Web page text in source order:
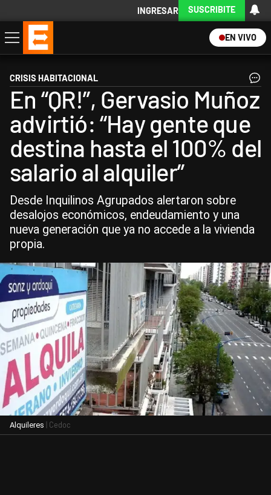
INGRESAR SUSCRIBITE
EN VIVO
Economía
Política
Internacional
Actualidad
Descargá la App
CRISIS HABITACIONAL
En “QR!”, Gervasio Muñoz
advirtió: “Hay gente que
destina hasta el 100% del
salario al alquiler”
Desde Inquilinos Agrupados alertaron sobre
desalojos económicos, endeudamiento y una
nueva generación que ya no accede a la vivienda
propia.
Alquileres | Cedoc